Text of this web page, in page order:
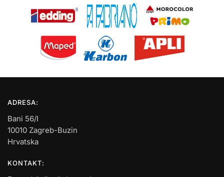
ADRESA:
Bani 56/I
10010 Zagreb-Buzin
Hrvatska
KONTAKT: